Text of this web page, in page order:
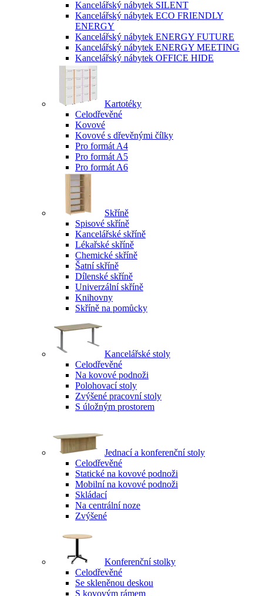
Kancelářský nábytek SILENT
Kancelářský nábytek ECO FRIENDLY
ENERGY
Kancelářský nábytek ENERGY FUTURE
Kancelářský nábytek ENERGY MEETING
Kancelářský nábytek OFFICE HIDE
Kartotéky
Celodřevěné
Kovové
Kovové s dřevěnými čílky
Pro formát A4
Pro formát A5
Pro formát A6
Skříně
Spisové skříně
Kancelářské skříně
Lékařské skříně
Chemické skříně
Šatní skříně
Dílenské skříně
Univerzální skříně
Knihovny
Skříně na pomůcky
Kancelářské stoly
Celodřevěné
Na kovové podnoži
Polohovací stoly
Zvýšené pracovní stoly
S úložným prostorem
Jednací a konferenční stoly
Celodřevěné
Statické na kovové podnoži
Mobilní na kovové podnoži
Skládací
Na centrální noze
Zvýšené
Konferenční stolky
Celodřevěné
Se skleněnou deskou
S kovovým rámem